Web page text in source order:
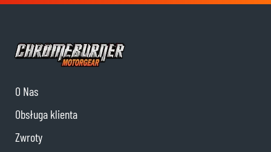
O Nas
Obsługa klienta
Zwroty